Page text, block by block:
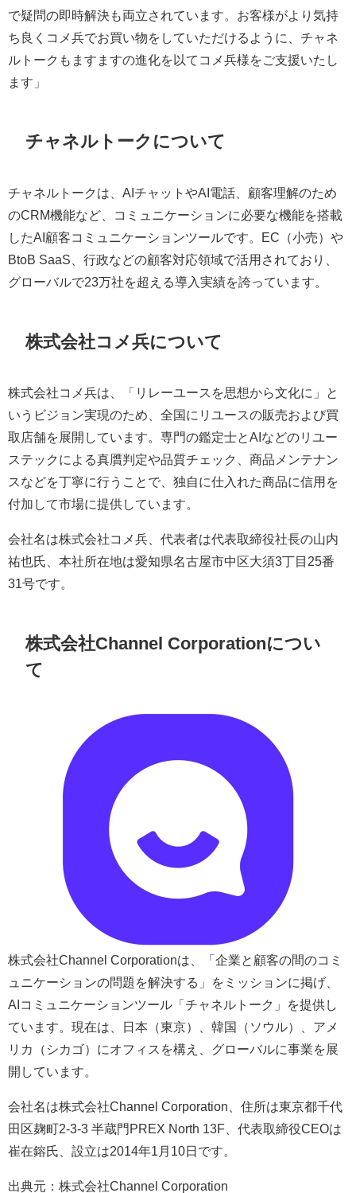
で疑問の即時解決も両立されています。お客様がより気持
ち良くコメ兵でお買い物をしていただけるように、チャネ
ルトークもますますの進化を以てコメ兵様をご支援いたし
ます」
チャネルトークについて
チャネルトークは、AIチャットやAI電話、顧客理解のため
のCRM機能など、コミュニケーションに必要な機能を搭載
したAI顧客コミュニケーションツールです。EC（小売）や
BtoB SaaS、行政などの顧客対応領域で活用されており、
グローバルで23万社を超える導入実績を誇っています。
株式会社コメ兵について
株式会社コメ兵は、「リレーユースを思想から文化に」と
いうビジョン実現のため、全国にリユースの販売および買
取店舗を展開しています。専門の鑑定士とAIなどのリユー
ステックによる真贋判定や品質チェック、商品メンテナン
スなどを丁寧に行うことで、独自に仕入れた商品に信用を
付加して市場に提供しています。
会社名は株式会社コメ兵、代表者は代表取締役社長の山内
祐也氏、本社所在地は愛知県名古屋市中区大須3丁目25番
31号です。
株式会社Channel Corporationについ
て
株式会社Channel Corporationは、「企業と顧客の間のコミ
ュニケーションの問題を解決する」をミッションに掲げ、
AIコミュニケーションツール「チャネルトーク」を提供し
ています。現在は、日本（東京）、韓国（ソウル）、アメ
リカ（シカゴ）にオフィスを構え、グローバルに事業を展
開しています。
会社名は株式会社Channel Corporation、住所は東京都千代
田区麹町2-3-3 半蔵門PREX North 13F、代表取締役CEOは
崔在鎔氏、設立は2014年1月10日です。
出典元：株式会社Channel Corporation